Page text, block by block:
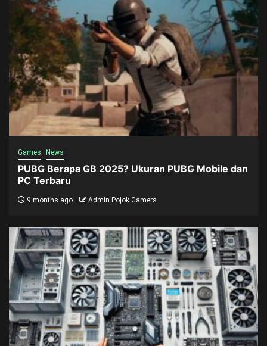
Games News
PUBG Berapa GB 2025? Ukuran PUBG Mobile dan
PC Terbaru
9 months ago Admin Pojok Gamers